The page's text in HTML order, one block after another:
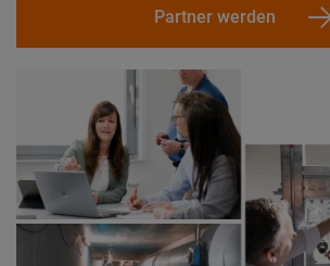
Partner werden